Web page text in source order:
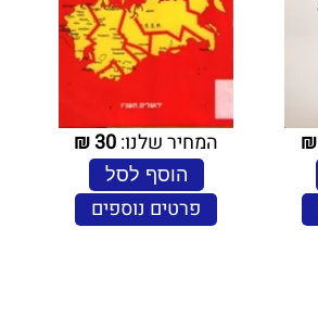
₪ המחיר שלנו:30
₪
הוסף לסל
פרטים נוספים